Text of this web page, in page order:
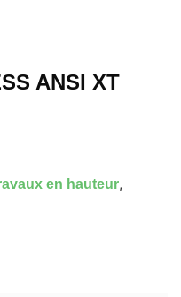
ANSI XT
en hauteur,